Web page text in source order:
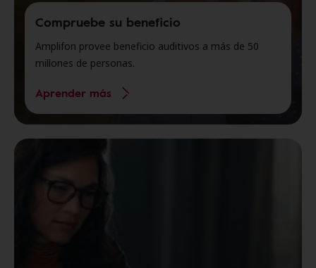
Compruebe su beneficio
Amplifon provee beneficio auditivos a más de 50
millones de personas.
Aprender más